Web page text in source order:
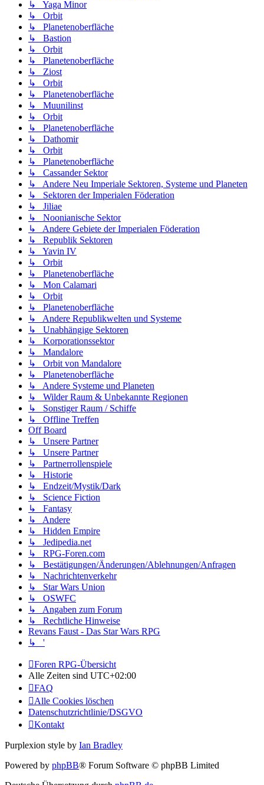
↳ Yaga Minor
↳ Orbit
↳ Planetenoberfläche
↳ Bastion
↳ Orbit
↳ Planetenoberfläche
↳ Ziost
↳ Orbit
↳ Planetenoberfläche
↳ Muunilinst
↳ Orbit
↳ Planetenoberfläche
↳ Dathomir
↳ Orbit
↳ Planetenoberfläche
↳ Cassander Sektor
↳ Andere Neu Imperiale Sektoren, Systeme und Planeten
↳ Sektoren der Imperialen Föderation
↳ Jiliae
↳ Noonianische Sektor
↳ Andere Gebiete der Imperialen Föderation
↳ Republik Sektoren
↳ Yavin IV
↳ Orbit
↳ Planetenoberfläche
↳ Mon Calamari
↳ Orbit
↳ Planetenoberfläche
↳ Andere Republikwelten und Systeme
↳ Unabhängige Sektoren
↳ Korporationssektor
↳ Mandalore
↳ Orbit von Mandalore
↳ Planetenoberfläche
↳ Andere Systeme und Planeten
↳ Wilder Raum & Unbekannte Regionen
↳ Sonstiger Raum / Schiffe
↳ Offline Treffen
Off Board
↳ Unsere Partner
↳ Unsere Partner
↳ Partnerrollenspiele
↳ Historie
↳ Endzeit/Mystik/Dark
↳ Science Fiction
↳ Fantasy
↳ Andere
↳ Hidden Empire
↳ Jedipedia.net
↳ RPG-Foren.com
↳ Bestätigungen/Änderungen/Ablehnungen/Anfragen
↳ Nachrichtenverkehr
↳ Star Wars Union
↳ OSWFC
↳ Angaben zum Forum
↳ Rechtliche Hinweise
Revans Faust - Das Star Wars RPG
↳ '
Foren RPG-Übersicht
Alle Zeiten sind UTC+02:00
FAQ
Alle Cookies löschen
Datenschutzrichtlinie/DSGVO
Kontakt
Purplexion style by Ian Bradley
Powered by phpBB® Forum Software © phpBB Limited